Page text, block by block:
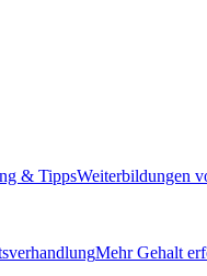
& TippsWeiterbildungen
Mehr Gehalt